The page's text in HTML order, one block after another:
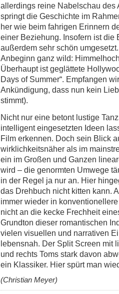
allerdings reine Nabelschau des
springt die Geschichte im
her wie beim fahrigen Erinnern
einer Beziehung. Insofern ist die
außerdem sehr schön
Anbeginn ganz wild:
Überhaupt ist geglättete
Days of Summer“. Empfangen
Ankündigung, dass nun kein
stimmt).
Nicht nur eine betont lustige
intelligent eingesetzten Ideen
Film erkennen. Doch sein Blick
wirklichkeitsnäher als im
ein im Großen und Ganzen
wird – die genormten Umwege
in der Regel ja nur an. Hier
das Drehbuch nicht kitten kann.
immer wieder in
nicht an die kecke Frechheit
Grundton dieser romantischen
vielen visuellen und narrativen
lebensnah. Der Split Screen mit
und rechts Toms stark davon
ein Klassiker. Hier spürt man
(Christian Meyer)